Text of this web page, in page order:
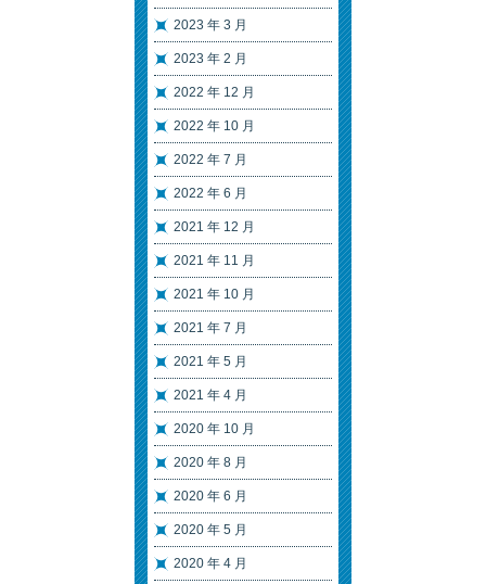
2023 年 3 月
2023 年 2 月
2022 年 12 月
2022 年 10 月
2022 年 7 月
2022 年 6 月
2021 年 12 月
2021 年 11 月
2021 年 10 月
2021 年 7 月
2021 年 5 月
2021 年 4 月
2020 年 10 月
2020 年 8 月
2020 年 6 月
2020 年 5 月
2020 年 4 月